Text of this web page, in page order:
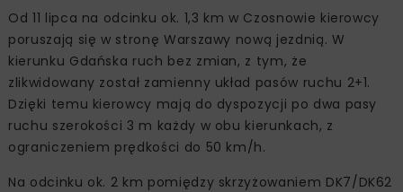
Od 11 lipca na odcinku ok. 1,3 km w Czosnowie kierowcy
poruszają się w stronę Warszawy nową jezdnią. W
kierunku Gdańska ruch bez zmian, z tym, że
zlikwidowany został zamienny układ pasów ruchu 2+1.
Dzięki temu kierowcy mają do dyspozycji po dwa pasy
ruchu szerokości 3 m każdy w obu kierunkach, z
ograniczeniem prędkości do 50 km/h.
Na odcinku ok. 2 km pomiędzy skrzyżowaniem DK7/DK62